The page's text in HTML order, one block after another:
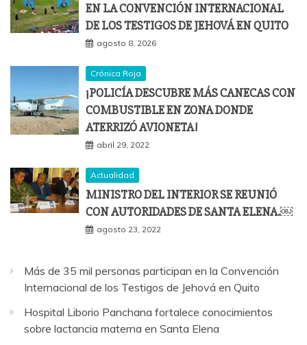
EN LA CONVENCIÓN INTERNACIONAL
DE LOS TESTIGOS DE JEHOVÁ EN QUITO
agosto 8, 2026
Crónica Roja
¡POLICÍA DESCUBRE MÁS CANECAS CON
COMBUSTIBLE EN ZONA DONDE
ATERRIZÓ AVIONETA!
abril 29, 2022
Actualidad
MINISTRO DEL INTERIOR SE REUNIÓ
CON AUTORIDADES DE SANTA ELENA.￼
agosto 23, 2022
Más de 35 mil personas participan en la Convención
Internacional de los Testigos de Jehová en Quito
Hospital Liborio Panchana fortalece conocimientos
sobre lactancia materna en Santa Elena